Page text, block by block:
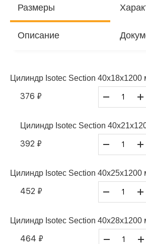
Размеры
Описание
Цилиндр Isotec Section 40x18x1200
376 ₽
Цилиндр Isotec Section
392 ₽
Цилиндр Isotec Section 40x25x1200
452 ₽
Цилиндр Isotec Section 40x28x1200
464 ₽